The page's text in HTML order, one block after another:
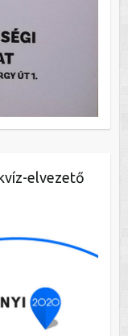
elvezető